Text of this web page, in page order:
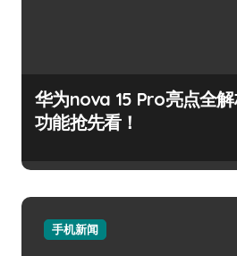
华为nova 15 Pro亮点全
功能抢先看！
手机新闻